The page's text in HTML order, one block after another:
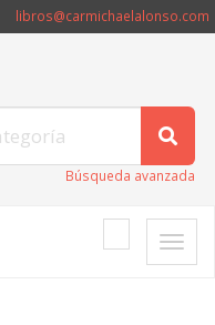
libros@carmichaelalonso.com
Búsqueda avanzada
Toggle